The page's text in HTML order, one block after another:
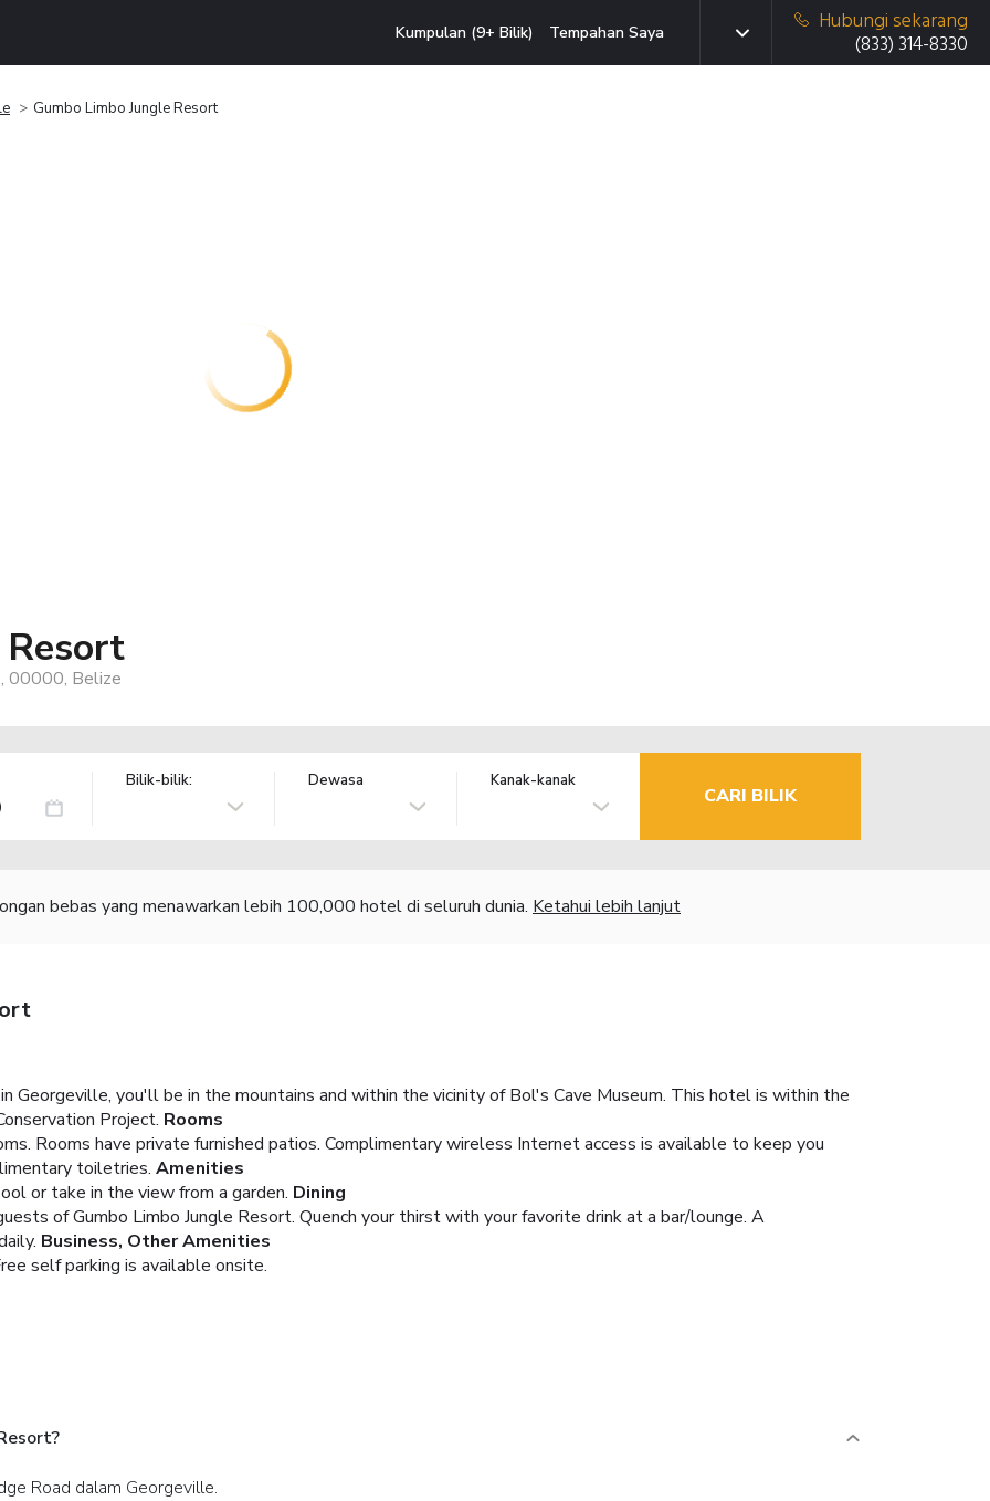
Kumpulan (9+ Bilik) Tempahan Saya
Hubungi sekarang
(833) 314-8330
Gumbo Limbo Jungle Resort
00000, Belize
Bilik-bilik: Dewasa Kanak-kanak
CARI BILIK
bebas yang menawarkan lebih 100,000 hotel di seluruh dunia. Ketahui lebih lanjut
Georgeville, you'll be in the mountains and within the vicinity of Bol's Cave Museum. This hotel is within the
Project. Rooms
Rooms have private furnished patios. Complimentary wireless Internet access is available to keep you
toiletries. Amenities
or take in the view from a garden. Dining
of Gumbo Limbo Jungle Resort. Quench your thirst with your favorite drink at a bar/lounge. A
Business, Other Amenities
self parking is available onsite.
Road dalam Georgeville.